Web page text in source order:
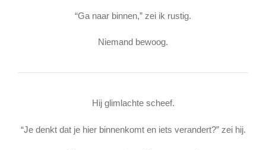
“Ga naar binnen,” zei ik rustig.
Niemand bewoog.
Hij glimlachte scheef.
“Je denkt dat je hier binnenkomt en iets verandert?” zei hij.